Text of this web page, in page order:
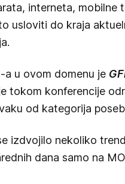
interneta, mobilne
usloviti do kraja
a u ovom domenu je
tokom konferencije
od kategorija
izdvojilo nekoliko
dana samo na